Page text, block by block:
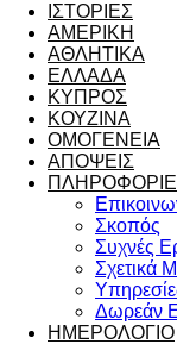
ΙΣΤΟΡΙΕΣ
ΑΜΕΡΙΚΗ
ΑΘΛΗΤΙΚΑ
ΕΛΛΑΔΑ
ΚΥΠΡΟΣ
ΚΟΥΖΙΝΑ
ΟΜΟΓΕΝΕΙΑ
ΑΠΟΨΕΙΣ
Σκοπός
Συχνές
Σχετικά
Δωρεάν
ΗΜΕΡΟΛΟΓΙΟ